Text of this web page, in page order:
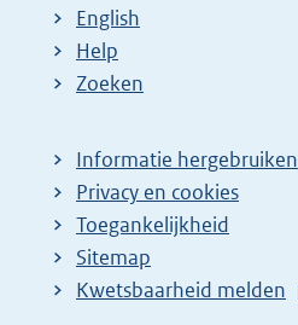
English
Help
Zoeken
Informatie hergebruiken
Privacy en cookies
Toegankelijkheid
Sitemap
E
Kwetsbaarheid melden